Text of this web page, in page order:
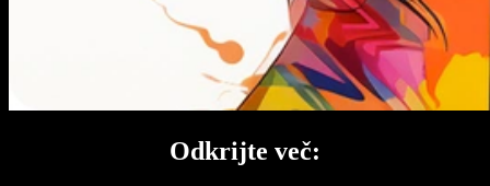
Odkrijte več: